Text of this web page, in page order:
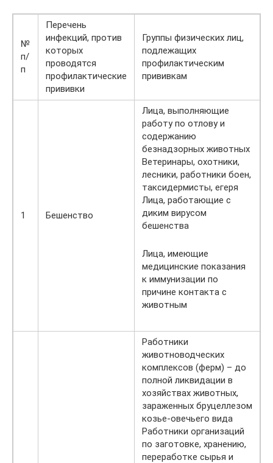
№
п/
п
Перечень
инфекций, против
которых
проводятся
профилактические
прививки
Группы физических лиц,
подлежащих
профилактическим
прививкам
1 Бешенство
Лица, выполняющие
работу по отлову и
содержанию
безнадзорных животных
Ветеринары, охотники,
лесники, работники боен,
таксидермисты, егеря
Лица, работающие с
диким вирусом
бешенства
Лица, имеющие
медицинские показания
к иммунизации по
причине контакта с
животным
Работники
животноводческих
комплексов (ферм) – до
полной ликвидации в
хозяйствах животных,
зараженных бруцеллезом
козье-овечьего вида
Работники организаций
по заготовке, хранению,
переработке сырья и